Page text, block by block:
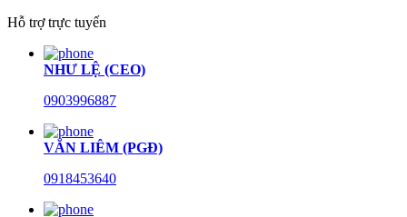
Hỗ trợ trực tuyến
NHƯ LỆ (CEO)
0903996887
VĂN LIÊM (PGĐ)
0918453640